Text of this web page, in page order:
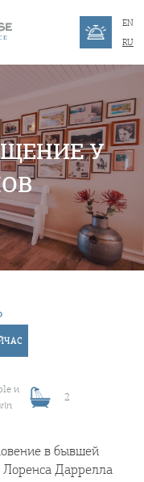
EN
RU
У
и
2
в бывшей
Лоренса Даррелла